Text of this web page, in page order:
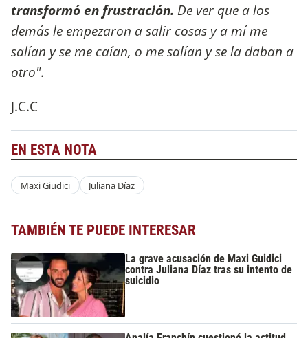
transformó en frustración. De ver que a los
demás le empezaron a salir cosas y a mí me
salían y se me caían, o me salían y se la daban a
otro".
J.C.C
EN ESTA NOTA
Maxi Giudici Juliana Díaz
TAMBIÉN TE PUEDE INTERESAR
La grave acusación de Maxi Guidici
contra Juliana Díaz tras su intento de
suicidio